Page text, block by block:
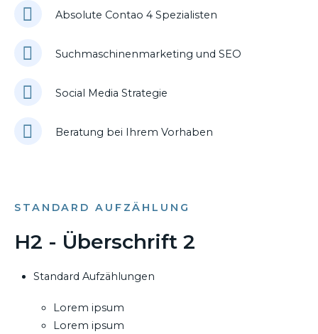
Absolute Contao 4 Spezialisten
Suchmaschinenmarketing und SEO
Social Media Strategie
Beratung bei Ihrem Vorhaben
STANDARD AUFZÄHLUNG
H2 - Überschrift 2
Standard Aufzählungen
Lorem ipsum
Lorem ipsum